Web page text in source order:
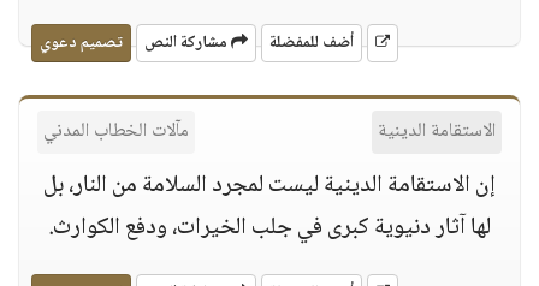
أضف للمفضلة مشاركة النص تصميم دعوي
الاستقامة الدينية مآلات الخطاب المدني
إن الاستقامة الدينية ليست لمجرد السلامة من النار، بل
لها آثار دنيوية كبرى في جلب الخيرات، ودفع الكوارث.